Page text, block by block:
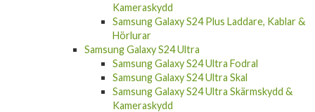
Kameraskydd
Samsung Galaxy S24 Plus Laddare, Kablar &
Hörlurar
Samsung Galaxy S24 Ultra
Samsung Galaxy S24 Ultra Fodral
Samsung Galaxy S24 Ultra Skal
Samsung Galaxy S24 Ultra Skärmskydd &
Kameraskydd